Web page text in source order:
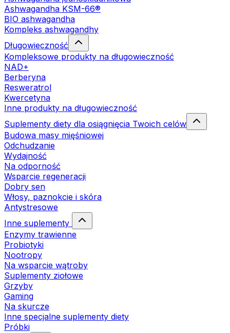
Ashwagandha KSM-66®
BIO ashwagandha
Kompleks ashwagandhy
Długowieczność
Kompleksowe produkty na długowieczność
NAD+
Berberyna
Resweratrol
Kwercetyna
Inne produkty na długowieczność
Suplementy diety dla osiągnięcia Twoich celów
Budowa masy mięśniowej
Odchudzanie
Wydajność
Na odporność
Wsparcie regeneracji
Dobry sen
Włosy, paznokcie i skóra
Antystresowe
Inne suplementy
Enzymy trawienne
Probiotyki
Nootropy
Na wsparcie wątroby
Suplementy ziołowe
Grzyby
Gaming
Na skurcze
Inne specjalne suplementy diety
Próbki